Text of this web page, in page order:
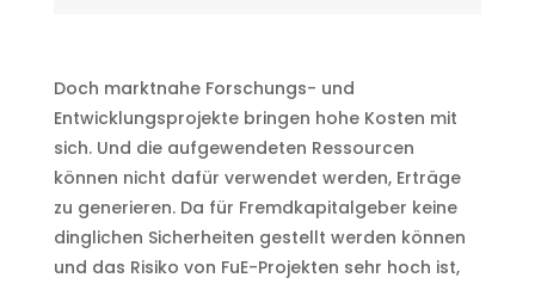
Doch marktnahe Forschungs- und
Entwicklungsprojekte bringen hohe Kosten mit
sich. Und die aufgewendeten Ressourcen
können nicht dafür verwendet werden, Erträge
zu generieren. Da für Fremdkapitalgeber keine
dinglichen Sicherheiten gestellt werden können
und das Risiko von FuE-Projekten sehr hoch ist,